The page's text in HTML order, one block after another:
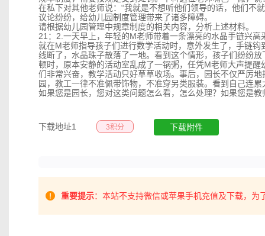
在私下对其他老师说：“我就是不想听他们领导的话，他们不
议论纷纷，给幼儿园制度管理带来了诸多障碍。
请根据幼儿园管理中规章制度的相关内容，分析上述材料。
21：2.一天早上，年轻的M老师带着一条漂亮的水晶手链兴
就在M老师指导孩子们进行数学活动时，意外发生了，手链钩
线断了，水晶珠子散落了一地。看到这个情形，孩子们纷纷
顿时，原本安静的活动室乱成了一锅粥，任凭M老师大声提醒
们非常兴奋，教学活动只好草草收场。事后，园长不仅严厉
园，教工一律不准佩带饰物，不准穿另类服装。看到自己连
如果您是园长，您对这类问题怎么看，怎么处理？如果您是
下载地址1 3积分 下载附件
重要提示：本站不支持微信或苹果手机充值及下载，